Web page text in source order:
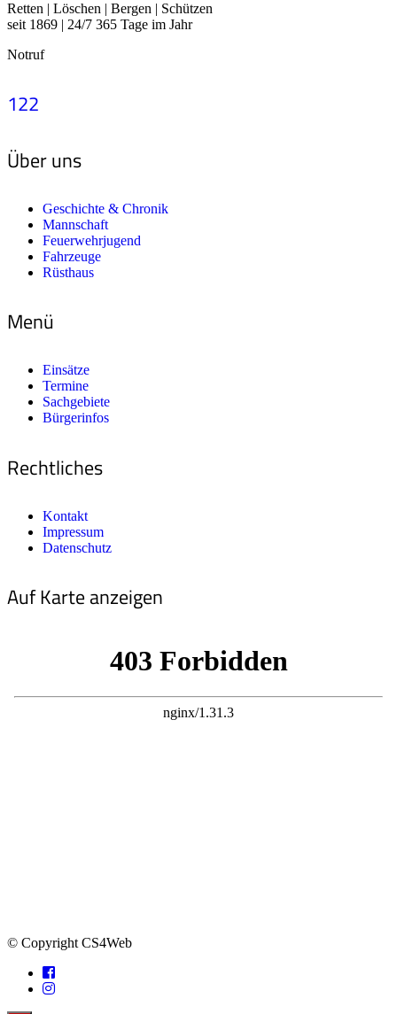
Retten | Löschen | Bergen | Schützen
seit 1869 | 24/7 365 Tage im Jahr
Notruf
122
Über uns
Geschichte & Chronik
Mannschaft
Feuerwehrjugend
Fahrzeuge
Rüsthaus
Menü
Einsätze
Termine
Sachgebiete
Bürgerinfos
Rechtliches
Kontakt
Impressum
Datenschutz
Auf Karte anzeigen
© Copyright CS4Web